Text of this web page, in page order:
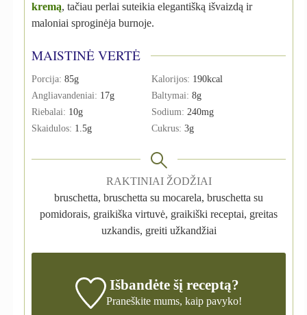
kremą, tačiau perlai suteikia elegantišką išvaizdą ir
maloniai sproginėja burnoje.
MAISTINĖ VERTĖ
Porcija: 85g Kalorijos: 190kcal
Angliavandeniai: 17g Baltymai: 8g
Riebalai: 10g Sodium: 240mg
Skaidulos: 1.5g Cukrus: 3g
RAKTINIAI ŽODŽIAI
bruschetta, bruschetta su mocarela, bruschetta su
pomidorais, graikiška virtuvė, graikiški receptai, greitas
uzkandis, greiti užkandžiai
Išbandėte šį receptą?
Praneškite mums, kaip pavyko!